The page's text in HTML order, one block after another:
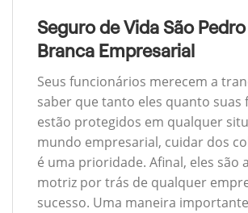
Seguro de Vida São
Branca Empresarial
Seus funcionários merecem a
saber que tanto eles quanto suas
estão protegidos em qualquer
mundo empresarial, cuidar dos
é uma prioridade. Afinal, eles são
motriz por trás de qualquer
sucesso. Uma maneira